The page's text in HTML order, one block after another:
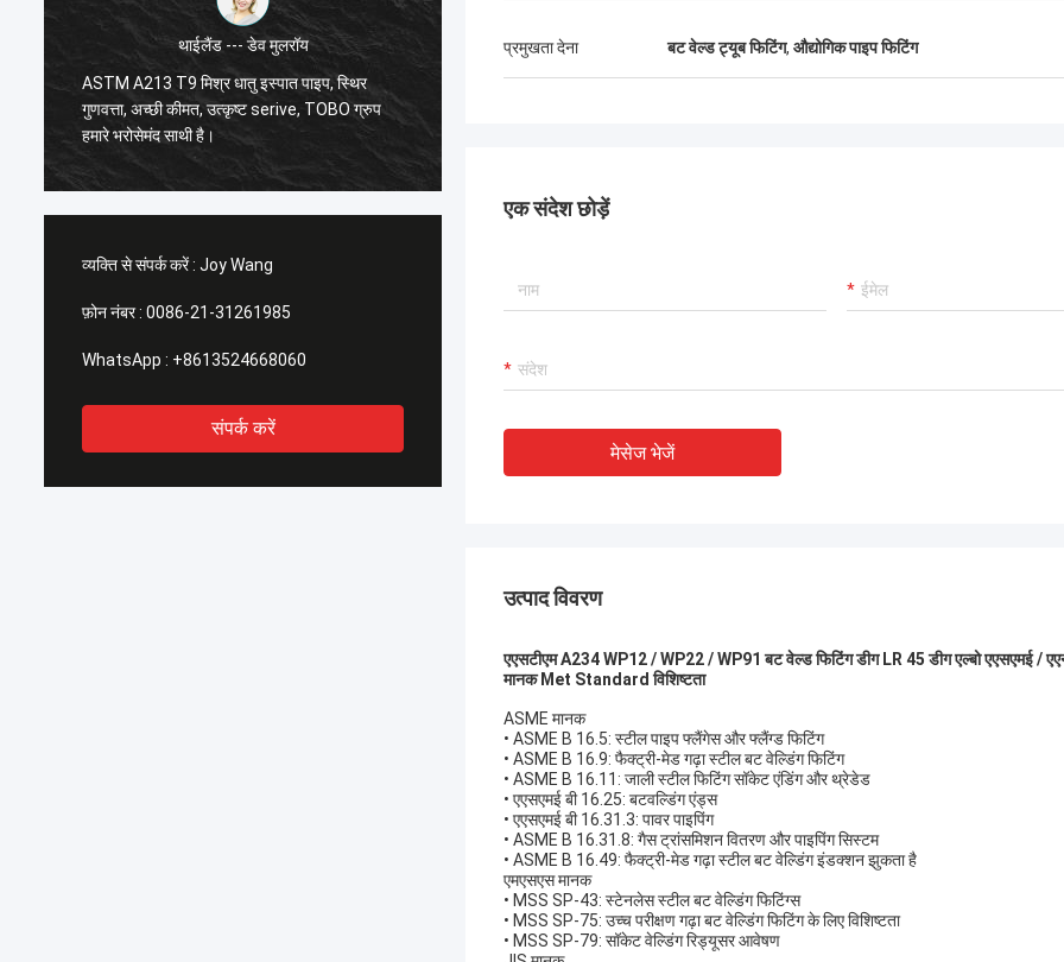
थाईलैंड --- डेव मुलरॉय
ASTM A213 T9 मिश्र धातु इस्पात पाइप, स्थिर
गुणवत्ता, अच्छी कीमत, उत्कृष्ट serive, TOBO ग्रुप
हमारे भरोसेमंद साथी है।
संयुक्त राज्य अमेरिका --- अल्फारो
एएसटीएम A182 F55 सुपर डुप्लेक्स निकला हुआ किनारा,
व्यक्ति से संपर्क करें : Joy Wang
फ़ोन नंबर : 0086-21-31261985
WhatsApp : +8613524668060
संपर्क करें
प्रमुखता देना बट वेल्ड ट्यूब फिटिंग, औद्योगिक पाइप फिटिंग
एक संदेश छोड़ें
मेसेज भेजें
उत्पाद विवरण
एएसटीएम A234 WP12 / WP22 / WP91 बट वेल्ड फिटिंग डीग LR 45 डीग एल्बो एएसएमई /
मानक Met Standard विशिष्टता
ASME मानक
• ASME B 16.5: स्टील पाइप फ्लैंगेस और फ्लैंग्ड फिटिंग
• ASME B 16.9: फैक्ट्री-मेड गढ़ा स्टील बट वेल्डिंग फिटिंग
• ASME B 16.11: जाली स्टील फिटिंग सॉकेट एंडिंग और थ्रेडेड
• एएसएमई बी 16.25: बटवल्डिंग एंड्स
• एएसएमई बी 16.31.3: पावर पाइपिंग
• ASME B 16.31.8: गैस ट्रांसमिशन वितरण और पाइपिंग सिस्टम
• ASME B 16.49: फैक्ट्री-मेड गढ़ा स्टील बट वेल्डिंग इंडक्शन झुकता है
एमएसएस मानक
• MSS SP-43: स्टेनलेस स्टील बट वेल्डिंग फिटिंग्स
• MSS SP-75: उच्च परीक्षण गढ़ा बट वेल्डिंग फिटिंग के लिए विशिष्टता
• MSS SP-79: सॉकेट वेल्डिंग रिड्यूसर आवेषण